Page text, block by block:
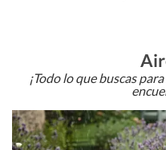
¡Todo lo que buscas